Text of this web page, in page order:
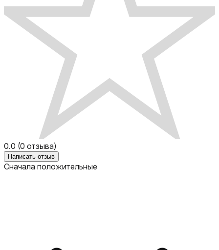
0.0 (0 отзыва)
Написать отзыв
Сначала положительные